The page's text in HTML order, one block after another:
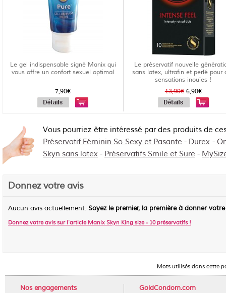
Le gel indispensable signé Manix qui
vous offre un confort sexuel optimal
7,90€
Le préservatif nouvelle
sans latex, ultrafin et perlé pour
sensations inouïes !
13,90€6,90€
Vous pourriez être intéressé par des produits de
Préservatif Féminin So Sexy et Pasante - Durex -
Skyn sans latex - Préservatifs Smile et Sure -
Donnez votre avis
Aucun avis actuellement. Soyez le premier, la première à donner
Donnez votre avis sur l'article Manix Skyn King size - 10 préservatifs!
Mots utilisés dans cette
Nos engagements GoldCondom.com